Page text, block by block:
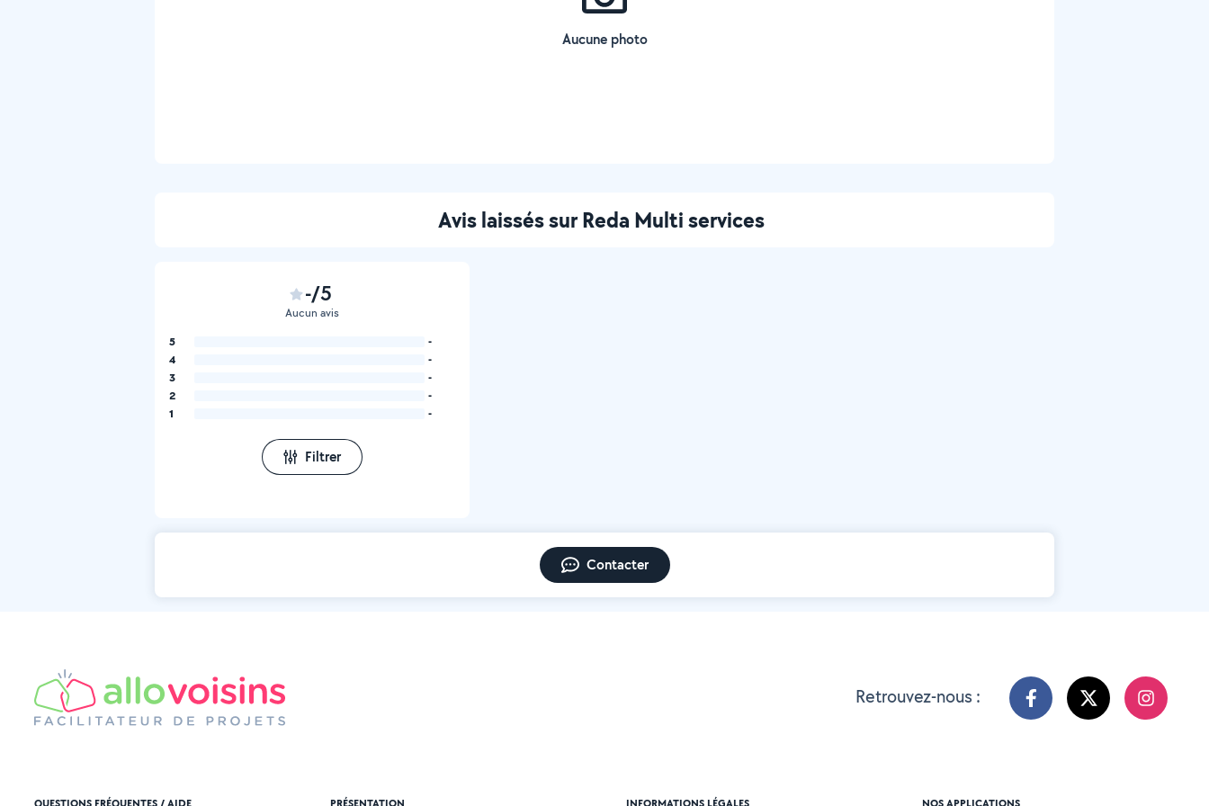
Aucune photo
Avis laissés sur Reda Multi services
-/5
Aucun avis
5
-
4
-
3
-
2
-
1
-
Filtrer
Contacter
Retrouvez-nous :